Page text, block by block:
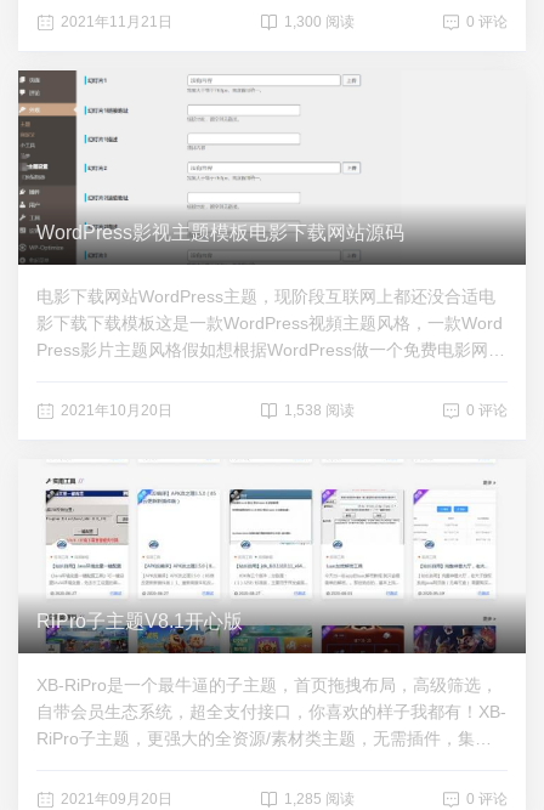
会显示。不然会自动调用文章内的图片。首页的置顶文章，就
顶图片，也是在文章编辑页面里。设置的文章即能调用到该区
域。首页幻灯。这个在后台-外观-主题设置里，可以自己设置图
片和链接地址。下载地址：https://zhizun.lanzoui.com/ifYVNw
qqb9e
2021年11月21日 1,300 阅读 0 评论
WordPress影视主题模板电影下载网站源码
电影下载网站WordPress主题，现阶段互联网上都还没合适电
影下载下载模板这是一款WordPress视頻主题风格，一款Word
Press影片主题风格假如想根据WordPress做一个免费电影网
s://zhizun.lanzoui.com/isE2rvkg6be
2021年10月20日 1,538 阅读 0 评论
RiPro子主题V8.1开心版
XB-RiPro是一个最牛逼的子主题，首页拖拽布局，高级筛选，
自带会员生态系统，超全支付接口，你喜欢的样子我都有！XB-
RiPro子主题，更强大的全资源/素材类主题，无需插件，集成
布，自助广告，在线工单，充值，积分，会员，高级筛选，推
2021年09月20日 1,285 阅读 0 评论